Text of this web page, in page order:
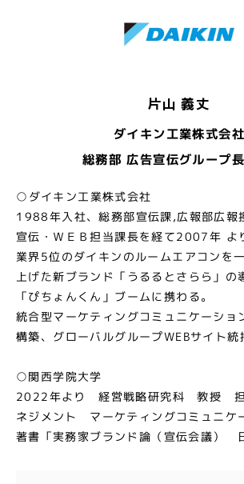
片山 義丈
ダイキン工業株式会社
総務部 広告宣伝グループ
○ダイキン工業株式会社
1988年入社、総務部宣伝課,広報部広報
宣伝・ＷＥＢ担当課長を経て2007年 よ
業界5位のダイキンのルームエアコンを
上げた新ブランド「うるるとさらら」の
「ぴちょんくん」ブームに携わる。
統合型マーケティングコミュニケーショ
構築、グローバルグループWEBサイト統
○関西学院大学
2022年より 経営戦略研究科 教授
ネジメント マーケティングコミュニケ
著書「実務家ブランド論（宣伝会議）